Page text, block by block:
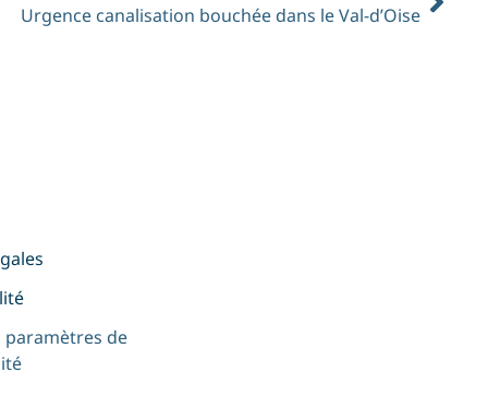
Urgence canalisation bouchée dans le Val-d’Oise
de